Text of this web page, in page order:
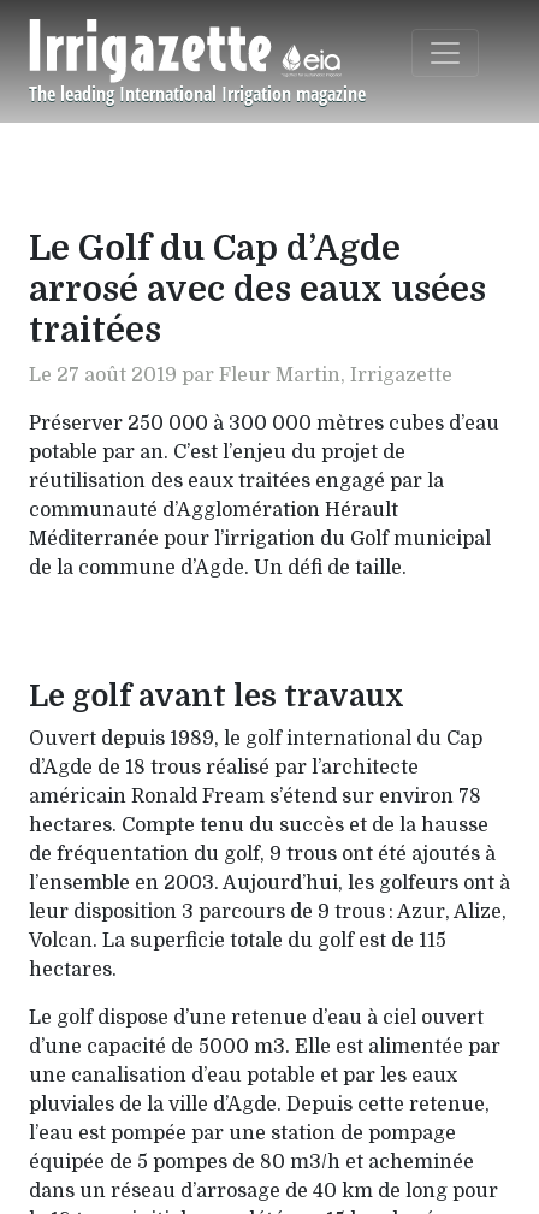
The leading International Irrigation magazine
Navigation principale
Le Golf du Cap d’Agde
arrosé avec des eaux usées
traitées
Le 27 août 2019 par Fleur Martin, Irrigazette
Préserver 250 000 à 300 000 mètres cubes d’eau
potable par an. C’est l’enjeu du projet de
réutilisation des eaux traitées engagé par la
communauté d’Agglomération Hérault
Méditerranée pour l’irrigation du Golf municipal
de la commune d’Agde. Un défi de taille.
Le golf avant les travaux
Ouvert depuis 1989, le golf international du Cap
d’Agde de 18 trous réalisé par l’architecte
américain Ronald Fream s’étend sur environ 78
hectares. Compte tenu du succès et de la hausse
de fréquentation du golf, 9 trous ont été ajoutés à
l’ensemble en 2003. Aujourd’hui, les golfeurs ont à
leur disposition 3 parcours de 9 trous : Azur, Alize,
Volcan. La superficie totale du golf est de 115
hectares.
Le golf dispose d’une retenue d’eau à ciel ouvert
d’une capacité de 5000 m3. Elle est alimentée par
une canalisation d’eau potable et par les eaux
pluviales de la ville d’Agde. Depuis cette retenue,
l’eau est pompée par une station de pompage
équipée de 5 pompes de 80 m3/h et acheminée
dans un réseau d’arrosage de 40 km de long pour